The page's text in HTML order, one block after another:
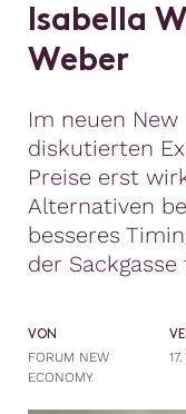
Isabella W
Weber
Im neuen
diskutierten
Preise erst
Alternativen
besseres
der
VON
FORUM NEW
ECONOMY